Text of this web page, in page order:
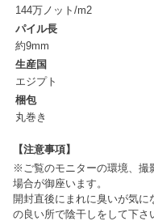
144万ノット/m2
パイル長
約9mm
生産国
エジプト
梱包
丸巻き
【注意事項】
※ご覧のモニターの環境、撮
場合が御座います。
開封直後にまれに臭いが気に
の良い所で陰干しをして下さ